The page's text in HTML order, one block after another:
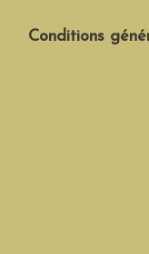
Conditions